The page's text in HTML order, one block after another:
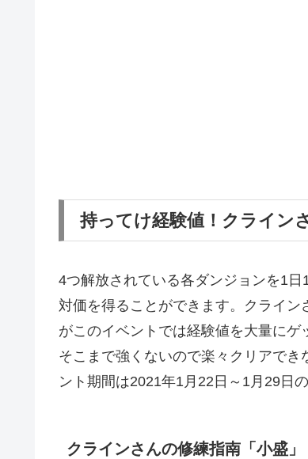
持ってけ経験値！クライン
4つ解放されている各ダンジョンを1
対価を得ることができます。クライ
がこのイベントでは経験値を大量に
そこまで強くないので楽々クリアで
ント期間は2021年1月22日～1月29日
クラインさんの修練指南「小盛」